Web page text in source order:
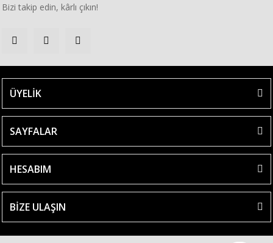
Bizi takip edin, kârlı çıkın!
ÜYELİK
SAYFALAR
HESABIM
BİZE ULAŞIN